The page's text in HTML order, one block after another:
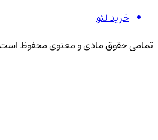
خرید لئو
تمامی حقوق مادی و معنوی محفوظ است.